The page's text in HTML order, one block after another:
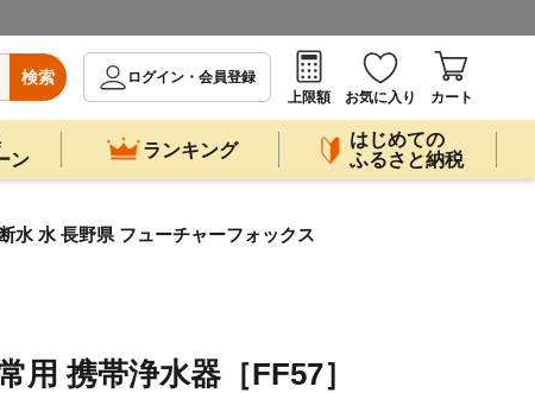
検索
ログイン・会員登録
上限額
お気に入り カート
ン
ランキング
はじめての
ふるさと納税
水 水 長野県 フューチャーフォックス
用 携帯浄水器［FF57］